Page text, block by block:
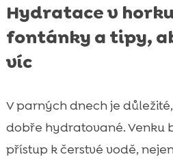
Hydratace v
fontánky a tipy,
víc
V parných dnech je
dobře hydratované. Venku
přístup k čerstvé vodě,